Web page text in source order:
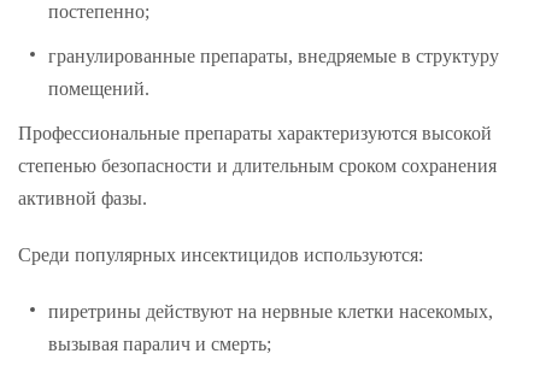
постепенно;
гранулированные препараты, внедряемые в структуру
помещений.
Профессиональные препараты характеризуются высокой
степенью безопасности и длительным сроком сохранения
активной фазы.
Среди популярных инсектицидов используются:
пиретрины действуют на нервные клетки насекомых,
вызывая паралич и смерть;